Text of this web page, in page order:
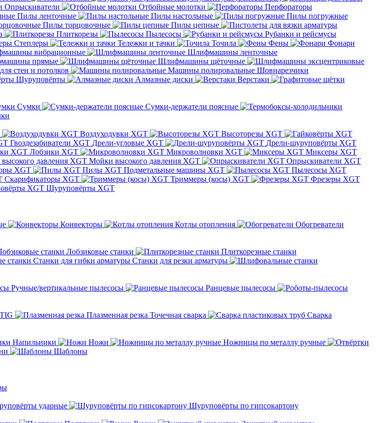
Опрыскиватели Отбойные молотки
Перфораторы
Пилы ленточные Пилы настольные
Пилы погружные
Пилы торцовочные
Пилы цепные
Плиткорезы Пылесосы
Рубанки и рейсмусы
Степлеры Тележки и тачки Точила Фены
Фонари
вибрационные
Шлифмашины ленточные
прямые
Шлифмашины щёточные
стен и потолков Машины полировальные Шовнарезчики
Шуруповёрты Алмазные диски
Верстаки
Сумки
Сумки-держатели поясные
Воздуходувки XGT
Высоторезы XGT
Гвоздезабиватели XGT Дрели-угловые XGT
Дрели-шуруповёрты XGT
Лобзики XGT Микроволновки XGT
Миксеры XGT
Мойки высокого давления XGT
Опрыскиватели XGT
XGT Пилы XGT Подметальные машины XGT
Пылесосы XGT
Скарификаторы XGT Триммеры (косы) XGT
Фрезеры XGT
Шуруповёрты XGT
Конвекторы Котлы отопления
Обогреватели
Лобзиковые станки
Плиткорезные станки
станки Станки для гибки арматуры Станки для резки арматуры
Ручные/вертикальные пылесосы
Ранцевые пылесосы
Плазменная резка Точечная сварка
Cварка
Напильники Ножи
Ножницы по металлу ручные
Шаблоны
ударные
Шуруповёрты по гипсокартону